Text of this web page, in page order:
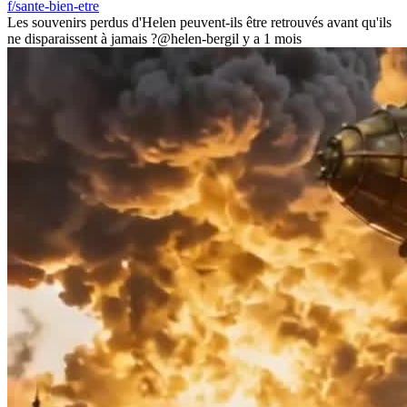
f/sante-bien-etre
Les souvenirs perdus d'Helen peuvent-ils être retrouvés avant qu'ils
ne disparaissent à jamais ?@helen-bergil y a 1 mois